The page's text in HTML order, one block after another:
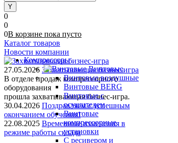
0
0
0В корзине пока пусто
Каталог товаров
Компрессоры
Винтовые
Винтовые воздушные
Винтовые BERG
Винтовые с
осушителем
Винтовые
компрессорные
установки
C ресивером и
Новости компании
27.05.2026 Захватывающая бизнес-игра
В отделе продаж компрессорного
оборудования
прошла захватывающая бизнес-игра.
30.04.2026 Поздравляем с успешным
окончанием обучения!
22.08.2025 Временные изменения в
режиме работы склада